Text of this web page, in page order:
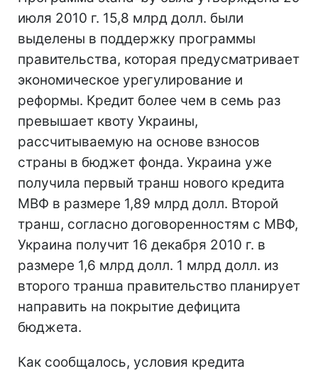
июля 2010 г. 15,8 млрд долл. были
выделены в поддержку программы
правительства, которая предусматривает
экономическое урегулирование и
реформы. Кредит более чем в семь раз
превышает квоту Украины,
рассчитываемую на основе взносов
страны в бюджет фонда. Украина уже
получила первый транш нового кредита
МВФ в размере 1,89 млрд долл. Второй
транш, согласно договоренностям с МВФ,
Украина получит 16 декабря 2010 г. в
размере 1,6 млрд долл. 1 млрд долл. из
второго транша правительство планирует
направить на покрытие дефицита
бюджета.
Как сообщалось, условия кредита